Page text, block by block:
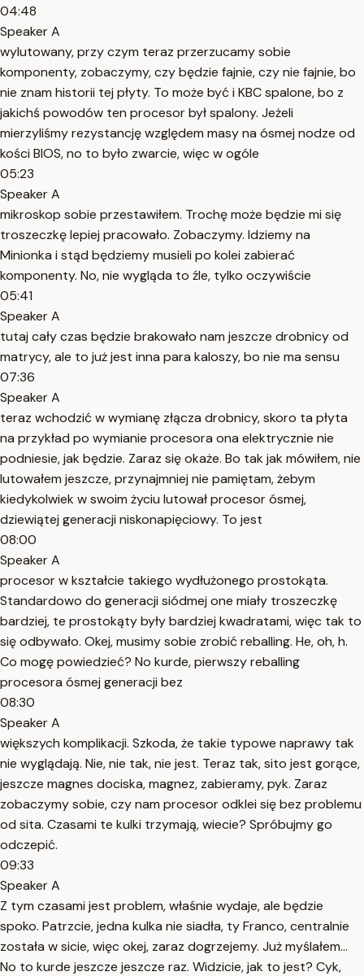
04:48
Speaker A
wylutowany, przy czym teraz przerzucamy sobie
komponenty, zobaczymy, czy będzie fajnie, czy nie fajnie, bo
nie znam historii tej płyty. To może być i KBC spalone, bo z
jakichś powodów ten procesor był spalony. Jeżeli
mierzyliśmy rezystancję względem masy na ósmej nodze od
kości BIOS, no to było zwarcie, więc w ogóle
05:23
Speaker A
mikroskop sobie przestawiłem. Trochę może będzie mi się
troszeczkę lepiej pracowało. Zobaczymy. Idziemy na
Minionka i stąd będziemy musieli po kolei zabierać
komponenty. No, nie wygląda to źle, tylko oczywiście
05:41
Speaker A
tutaj cały czas będzie brakowało nam jeszcze drobnicy od
matrycy, ale to już jest inna para kaloszy, bo nie ma sensu
07:36
Speaker A
teraz wchodzić w wymianę złącza drobnicy, skoro ta płyta
na przykład po wymianie procesora ona elektrycznie nie
podniesie, jak będzie. Zaraz się okaże. Bo tak jak mówiłem, nie
lutowałem jeszcze, przynajmniej nie pamiętam, żebym
kiedykolwiek w swoim życiu lutował procesor ósmej,
dziewiątej generacji niskonapięciowy. To jest
08:00
Speaker A
procesor w kształcie takiego wydłużonego prostokąta.
Standardowo do generacji siódmej one miały troszeczkę
bardziej, te prostokąty były bardziej kwadratami, więc tak to
się odbywało. Okej, musimy sobie zrobić reballing. He, oh, h.
Co mogę powiedzieć? No kurde, pierwszy reballing
procesora ósmej generacji bez
08:30
Speaker A
większych komplikacji. Szkoda, że takie typowe naprawy tak
nie wyglądają. Nie, nie tak, nie jest. Teraz tak, sito jest gorące,
jeszcze magnes dociska, magnez, zabieramy, pyk. Zaraz
zobaczymy sobie, czy nam procesor odklei się bez problemu
od sita. Czasami te kulki trzymają, wiecie? Spróbujmy go
odczepić.
09:33
Speaker A
Z tym czasami jest problem, właśnie wydaje, ale będzie
spoko. Patrzcie, jedna kulka nie siadła, ty Franco, centralnie
została w sicie, więc okej, zaraz dogrzejemy. Już myślałem...
No to kurde jeszcze jeszcze raz. Widzicie, jak to jest? Cyk,